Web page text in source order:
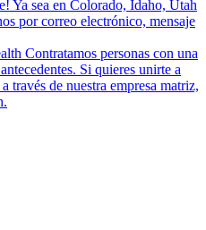
Ya sea en Colorado, Idaho, Utah
por correo electrónico, mensaje
Contratamos personas con una
Si quieres unirte a
través de nuestra empresa matriz,